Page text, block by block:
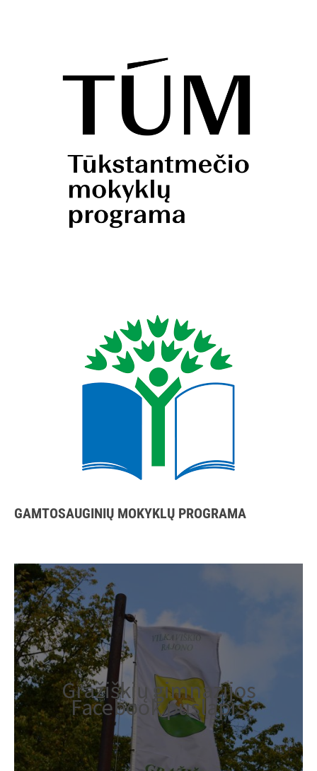
GAMTOSAUGINIŲ MOKYKLŲ PROGRAMA
Gražiškių gimnazijos
Facebook puslapis